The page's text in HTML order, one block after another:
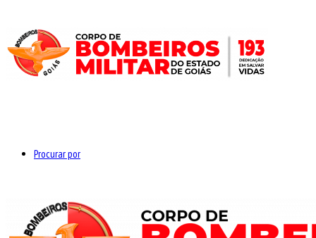
Procurar por